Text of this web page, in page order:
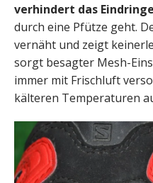
verhindert das
durch eine Pfütze geht.
vernäht und zeigt
sorgt besagter Mesh-
immer mit Frischluft
kälteren Temperaturen